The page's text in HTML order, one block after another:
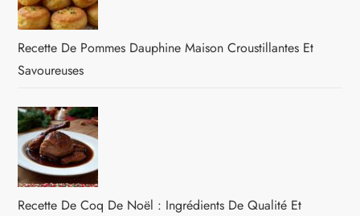
Recette De Pommes Dauphine Maison Croustillantes Et
Savoureuses
Recette De Coq De Noël : Ingrédients De Qualité Et